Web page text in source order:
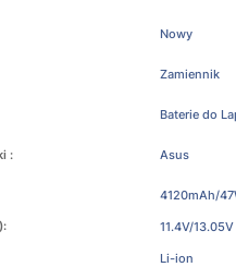
Nowy
Zamiennik
Baterie do
: Asus
4120mAh/
11.4V/13.05V
Li-ion